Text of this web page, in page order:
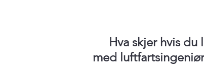
Hva skjer hvis du
med